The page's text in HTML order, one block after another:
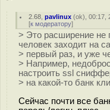
2.68 ,pavlinux (ok), 00:17,
[к модератору]
> Это расширение не
человек заходит на
> первый раз, и уже
> Например,
настроить ssl
> на какой-то банк
Сейчас почти все